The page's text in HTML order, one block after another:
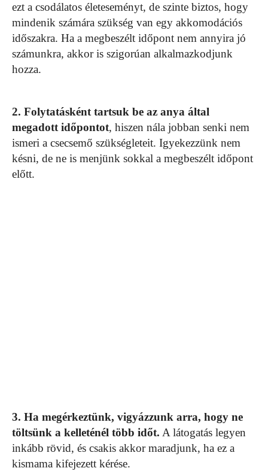
ezt a csodálatos életeseményt, de szinte biztos, hogy
mindenik számára szükség van egy akkomodációs
időszakra. Ha a megbeszélt időpont nem annyira jó
számunkra, akkor is szigorúan alkalmazkodjunk
hozza.
2. Folytatásként tartsuk be az anya által
megadott időpontot, hiszen nála jobban senki nem
ismeri a csecsemő szükségleteit. Igyekezzünk nem
késni, de ne is menjünk sokkal a megbeszélt időpont
előtt.
3. Ha megérkeztünk, vigyázzunk arra, hogy ne
töltsünk a kelleténél több időt. A látogatás legyen
inkább rövid, és csakis akkor maradjunk, ha ez a
kismama kifejezett kérése.